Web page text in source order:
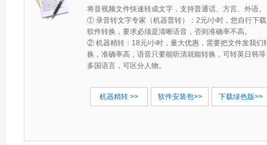
将音视频文件快速转成文字，支持普通话、方言、外语。
① 录音转文字专家（机器普转）：2元/小时，您自行下载
软件转换，要求必须是清晰语音，否则准确率不高。
② 机器精转：18元/小时，量大优惠，需要把文件发我们
换，准确率高，语音只要能听清就能转换，可转英日韩等
多国语言，可区分人物。
机器精转 >> 软件安装包>> 下载绿色版>>